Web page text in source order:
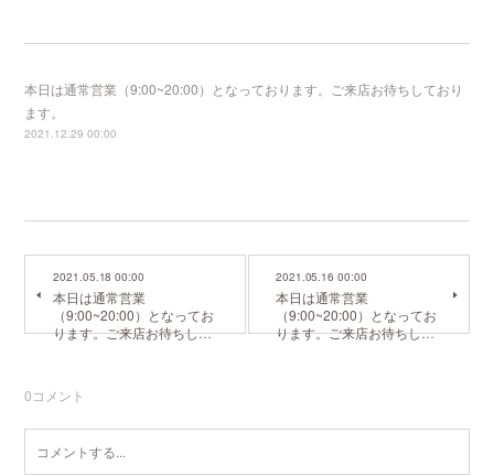
本日は通常営業（9:00~20:00）となっております。ご来店お待ちしており
ます。
2021.12.29 00:00
2021.05.18 00:00
本日は通常営業
（9:00~20:00）となってお
ります。ご来店お待ちし…
2021.05.16 00:00
本日は通常営業
（9:00~20:00）となってお
ります。ご来店お待ちし…
0コメント